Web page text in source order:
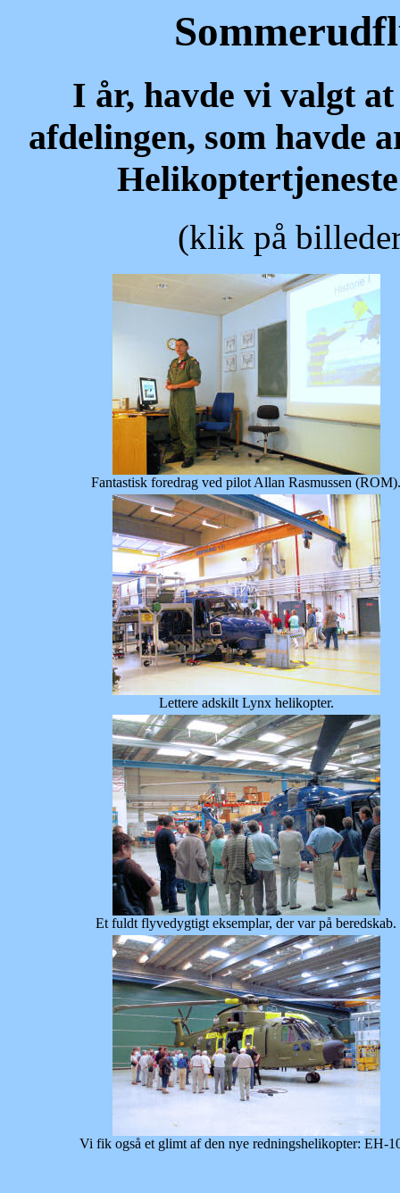
I år, havde vi valgt
afdelingen, som havde
(klik på
Fantastisk foredrag ved pilot Allan Rasmussen (ROM).
Lettere adskilt Lynx helikopter.
Et fuldt flyvedygtigt eksemplar, der var på beredskab.
Vi fik også et glimt af den nye redningshelikopter: EH-